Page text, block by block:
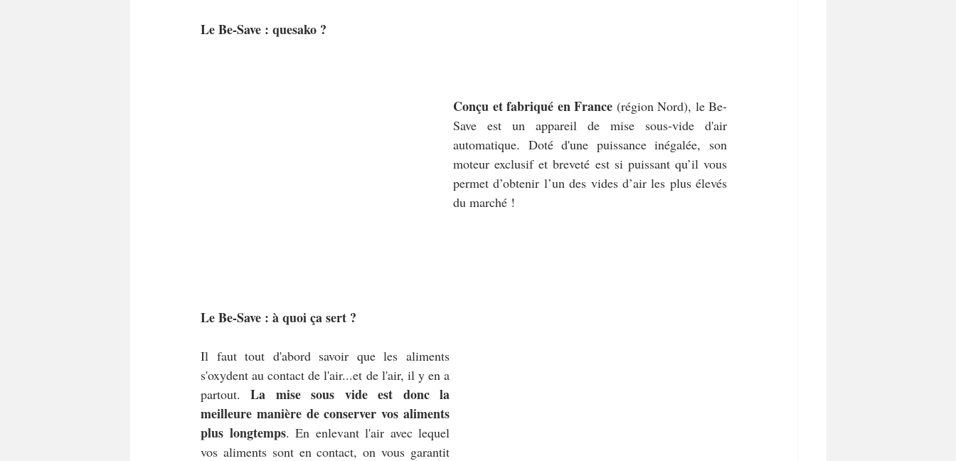
Le Be-Save : quesako ?
Conçu et fabriqué en France (région Nord), le Be-
Save est un appareil de mise sous-vide d'air
automatique. Doté d'une puissance inégalée, son
moteur exclusif et breveté est si puissant qu’il vous
permet d’obtenir l’un des vides d’air les plus élevés
du marché !
Le Be-Save : à quoi ça sert ?
Il faut tout d'abord savoir que les aliments
s'oxydent au contact de l'air...et de l'air, il y en a
partout. La mise sous vide est donc la
meilleure manière de conserver vos aliments
plus longtemps. En enlevant l'air avec lequel
vos aliments sont en contact, on vous garantit